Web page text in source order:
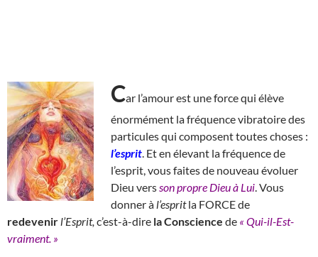
Car l’amour est une force qui élève
énormément la fréquence vibratoire des
particules qui composent toutes choses :
l’esprit . Et en élevant la fréquence de
l’esprit, vous faites de nouveau évoluer
Dieu vers son propre Dieu à Lui . Vous
donner à l’espritla FORCE de
redevenir l’Esprit, c’est-à-dire la Conscience de « Qui-il-Est-
vraiment. »